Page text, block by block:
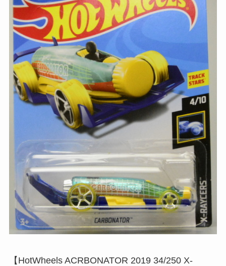
【HotWheels ACRBONATOR 2019 34/250 X-